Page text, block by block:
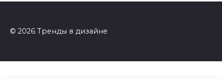
© 2026 Тренды в дизайне